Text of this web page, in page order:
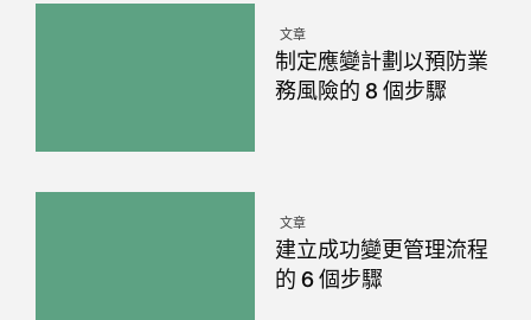
文章
制定應變計劃以預防業
務風險的 8 個步驟
文章
建立成功變更管理流程
的 6 個步驟